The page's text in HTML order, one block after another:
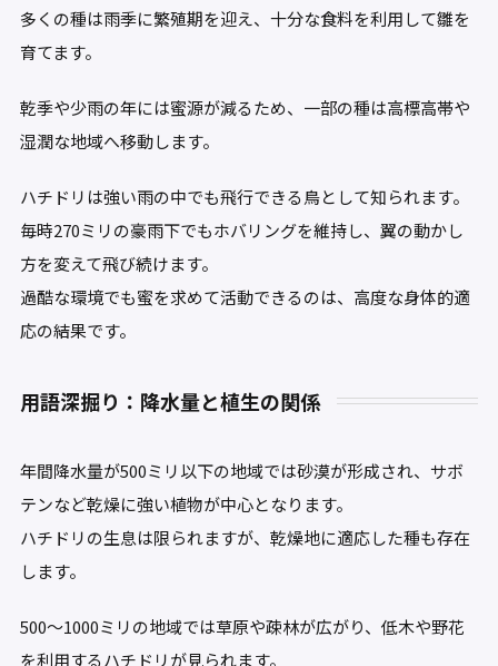
多くの種は雨季に繁殖期を迎え、十分な食料を利用して雛を
育てます。
乾季や少雨の年には蜜源が減るため、一部の種は高標高帯や
湿潤な地域へ移動します。
ハチドリは強い雨の中でも飛行できる鳥として知られます。
毎時270ミリの豪雨下でもホバリングを維持し、翼の動かし
方を変えて飛び続けます。
過酷な環境でも蜜を求めて活動できるのは、高度な身体的適
応の結果です。
用語深掘り：降水量と植生の関係
年間降水量が500ミリ以下の地域では砂漠が形成され、サボ
テンなど乾燥に強い植物が中心となります。
ハチドリの生息は限られますが、乾燥地に適応した種も存在
します。
500〜1000ミリの地域では草原や疎林が広がり、低木や野花
を利用するハチドリが見られます。